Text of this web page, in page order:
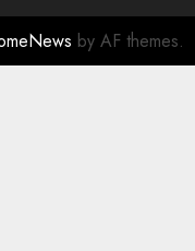
by AF themes.